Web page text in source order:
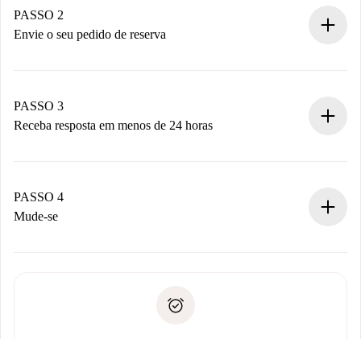
Você tem todas as informações necessárias
antecipadamente.
PASSO 2
Envie o seu pedido de reserva
Não cobramos nada até que o proprietário confirme.
PASSO 3
Receba resposta em menos de 24 horas
proprietário.
Se recusada: não cobraremos nada e ofereceremos
Débito direto bancário
PASSO 4
Mude-se
não comunicar nenhum problema.